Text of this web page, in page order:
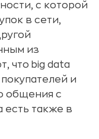
с которой
в сети,
из
что big data
и
общения с
есть также в